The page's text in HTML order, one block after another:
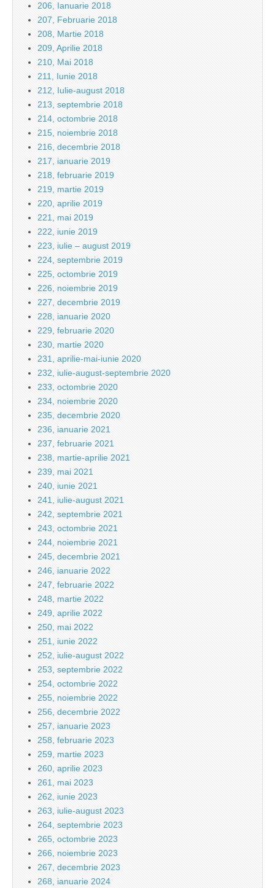
206, Ianuarie 2018
207, Februarie 2018
208, Martie 2018
209, Aprilie 2018
210, Mai 2018
211, Iunie 2018
212, Iulie-august 2018
213, septembrie 2018
214, octombrie 2018
215, noiembrie 2018
216, decembrie 2018
217, ianuarie 2019
218, februarie 2019
219, martie 2019
220, aprilie 2019
221, mai 2019
222, iunie 2019
223, iulie – august 2019
224, septembrie 2019
225, octombrie 2019
226, noiembrie 2019
227, decembrie 2019
228, ianuarie 2020
229, februarie 2020
230, martie 2020
231, aprilie-mai-iunie 2020
232, iulie-august-septembrie 2020
233, octombrie 2020
234, noiembrie 2020
235, decembrie 2020
236, ianuarie 2021
237, februarie 2021
238, martie-aprilie 2021
239, mai 2021
240, iunie 2021
241, iulie-august 2021
242, septembrie 2021
243, octombrie 2021
244, noiembrie 2021
245, decembrie 2021
246, ianuarie 2022
247, februarie 2022
248, martie 2022
249, aprilie 2022
250, mai 2022
251, iunie 2022
252, iulie-august 2022
253, septembrie 2022
254, octombrie 2022
255, noiembrie 2022
256, decembrie 2022
257, ianuarie 2023
258, februarie 2023
259, martie 2023
260, aprilie 2023
261, mai 2023
262, iunie 2023
263, iulie-august 2023
264, septembrie 2023
265, octombrie 2023
266, noiembrie 2023
267, decembrie 2023
268, ianuarie 2024